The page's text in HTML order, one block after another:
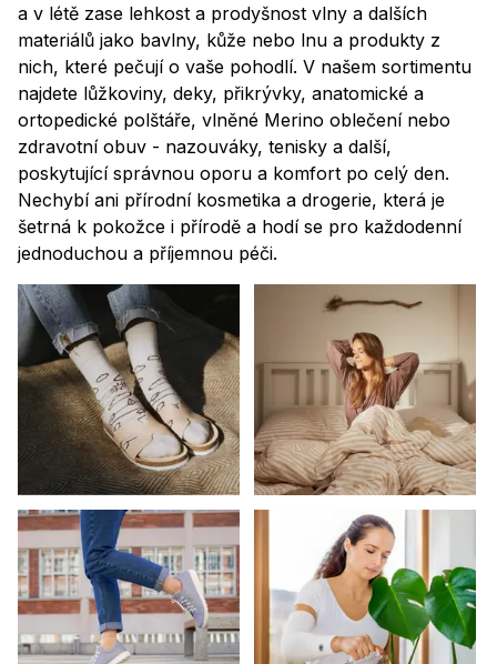
a v létě zase lehkost a prodyšnost vlny a dalších
materiálů jako bavlny, kůže nebo lnu a produkty z
nich, které pečují o vaše pohodlí. V našem sortimentu
najdete lůžkoviny, deky, přikrývky, anatomické a
ortopedické polštáře, vlněné Merino oblečení nebo
zdravotní obuv - nazouváky, tenisky a další,
poskytující správnou oporu a komfort po celý den.
Nechybí ani přírodní kosmetika a drogerie, která je
šetrná k pokožce i přírodě a hodí se pro každodenní
jednoduchou a příjemnou péči.